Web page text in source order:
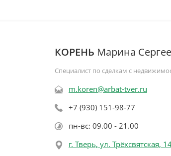
КОРЕНЬ Марина
Специалист по сделкам с
m.koren@arbat-tver.ru
+7 (930) 151-98-77
пн-вс: 09.00 - 21.00
г. Тверь, ул. Трёхсвятская,